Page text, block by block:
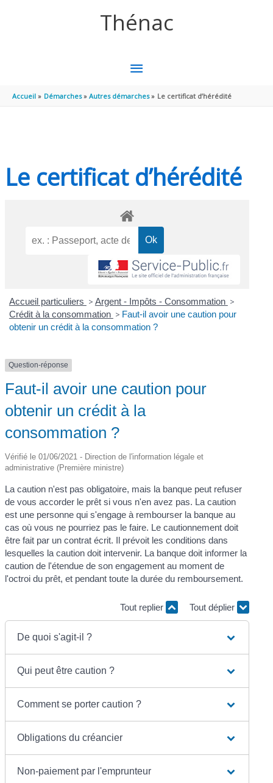
Thénac
MENU
PRINCIPAL
Accueil Démarches Autres démarches Le certificat d’hérédité
Le certificat d’hérédité
Accueil particuliers > Argent - Impôts - Consommation >
Crédit à la consommation > Faut-il avoir une caution pour
obtenir un crédit à la consommation ?
Question-réponse
Faut-il avoir une caution pour
obtenir un crédit à la
consommation ?
Vérifié le 01/06/2021 - Direction de l'information légale et
administrative (Première ministre)
La caution n'est pas obligatoire, mais la banque peut refuser
de vous accorder le prêt si vous n'en avez pas. La caution
est une personne qui s'engage à rembourser la banque au
cas où vous ne pourriez pas le faire. Le cautionnement doit
être fait par un contrat écrit. Il prévoit les conditions dans
lesquelles la caution doit intervenir. La banque doit informer la
caution de l'étendue de son engagement au moment de
l'octroi du prêt, et pendant toute la durée du remboursement.
Tout replier Tout déplier
De quoi s'agit-il ?
Qui peut être caution ?
Comment se porter caution ?
Obligations du créancier
Non-paiement par l'emprunteur